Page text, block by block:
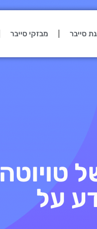
סייבר מבזקי סייבר
טויוטה
על